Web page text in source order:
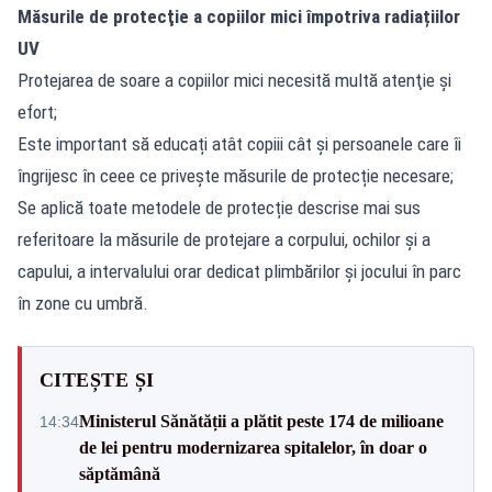
Măsurile de protecţie a copiilor mici împotriva radiațiilor
UV
Protejarea de soare a copiilor mici necesită multă atenţie și
efort;
Este important să educați atât copiii cât și persoanele care îi
îngrijesc în ceee ce privește măsurile de protecție necesare;
Se aplică toate metodele de protecție descrise mai sus
referitoare la măsurile de protejare a corpului, ochilor şi a
capului, a intervalului orar dedicat plimbărilor şi jocului în parc
în zone cu umbră.
CITEȘTE ȘI
14:34Ministerul Sănătății a plătit peste 174 de milioane
de lei pentru modernizarea spitalelor, în doar o
săptămână